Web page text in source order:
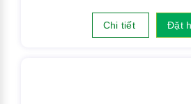
Chi tiết Đặt